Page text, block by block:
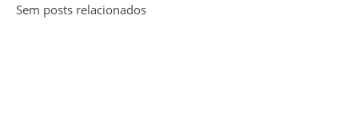
Sem posts relacionados